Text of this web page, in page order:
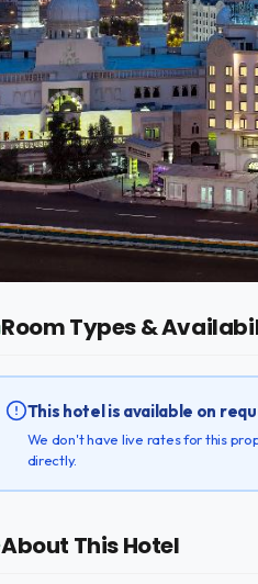
Room Types &
This hotel is available on
We don't have live rates for this
directly.
About This Hotel